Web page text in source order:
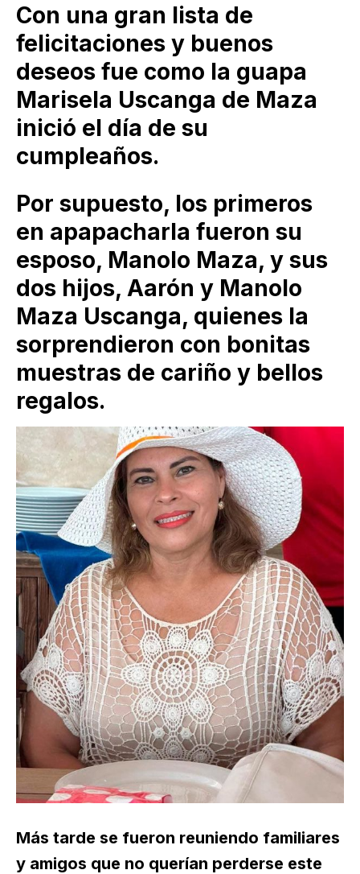
Con una gran lista de
felicitaciones y buenos
deseos fue como la guapa
Marisela Uscanga de Maza
inició el día de su
cumpleaños.
Por supuesto, los primeros
en apapacharla fueron su
esposo, Manolo Maza, y sus
dos hijos, Aarón y Manolo
Maza Uscanga, quienes la
sorprendieron con bonitas
muestras de cariño y bellos
regalos.
Más tarde se fueron reuniendo familiares
y amigos que no querían perderse este